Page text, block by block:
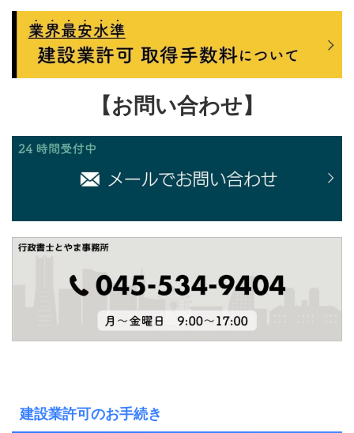
【お問い合わせ】
建設業許可のお手続き